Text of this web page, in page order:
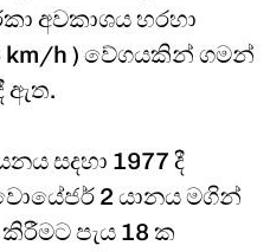
අවකාශය හරහා
km/h ) වේගයකින් ගමන්
ඇත.
සදහා 1977 දී
2 යානය මගින්
පැය 18 ක